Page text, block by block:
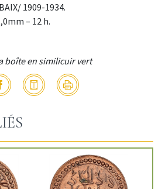
1909-1934.
– 12 h.
boîte en similicuir vert